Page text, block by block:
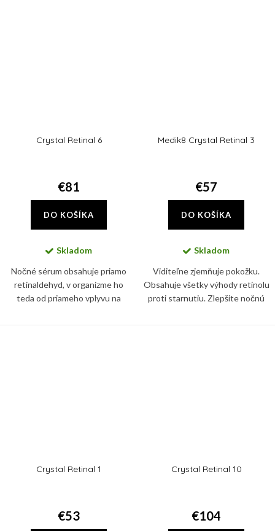
Crystal Retinal 6
€81
DO KOŠÍKA
Skladom
Nočné sérum obsahuje priamo
retinaldehyd, v organizme ho
teda od priameho vplyvu na
Medik8 Crystal Retinal 3
€57
DO KOŠÍKA
Skladom
Viditeľne zjemňuje pokožku.
Obsahuje všetky výhody retinolu
proti starnutiu. Zlepšite nočnú
Crystal Retinal 1
€53
Crystal Retinal 10
€104